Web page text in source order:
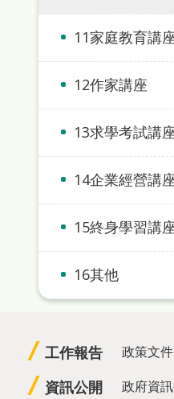
11家庭教育講
12作家講座
13求學考試講
14企業經營講
15終身學習講
16其他
工作報告 政策文件
資訊公開
政府資